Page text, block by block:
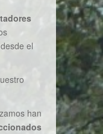
v
e
g
a
c
i
n
el
han